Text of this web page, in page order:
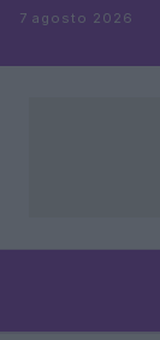
Saltar al contenido
7 agosto 2026